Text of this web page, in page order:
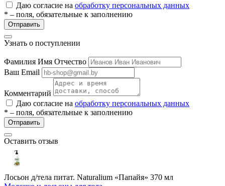
Даю согласие на обработку персональных данных
* – поля, обязательные к заполнению
Отправить
Узнать о поступлении
Фамилия Имя Отчество
Ваш Email
Комментарий
Даю согласие на обработку персональных данных
* – поля, обязательные к заполнению
Отправить
Оставить отзыв
Лосьон д/тела питат. Naturalium «Папайя» 370 мл